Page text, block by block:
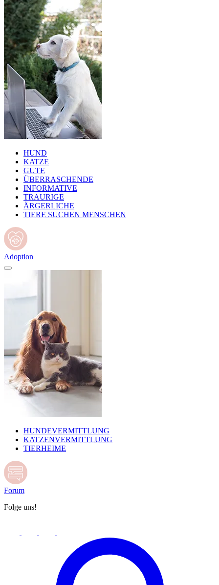
HUND
KATZE
GUTE
ÜBERRASCHENDE
INFORMATIVE
TRAURIGE
ÄRGERLICHE
TIERE SUCHEN MENSCHEN
Adoption
HUNDEVERMITTLUNG
KATZENVERMITTLUNG
TIERHEIME
Forum
Folge uns!